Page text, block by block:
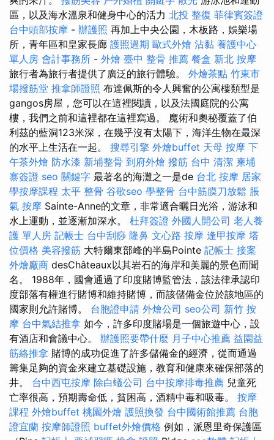
區，以及海水溫泉和健身中心的活力 北投 整復 菲律賓簽證
台中頭部按摩 - 辦護照 再加上中央公園，木板路，娛樂場
所，青年區和皇家長廊 護照過期 歐式外燴 沾黏 養護中心
單人房 會計事務所 - 外燴 臺中 整骨 推薦 餐盒 新北 按摩
旅行者為旅行者提供了廣泛的旅行體驗。 外燴茶點 竹東市
場撥筋堂 推拿師證照 布達佩斯的令人興奮的公寓樓類型是
gangos房屋，您可以在這裡閱讀，以及法國庭院的公寓
樓，我們之前和這裡都在這裡寫過。 魔術和奧秘覆蓋了伯
利茲的藍洞123米深，在幾乎沒有太陽下，海洋生物在最深
的水平上生活在一起。 搜尋引擎 外燴buffet 天母 按摩 下
午茶外燴 防水漆 新埔整骨 到府外燴 撥筋 台中 清潔 柬埔
寨簽證 seo 關鍵字 最著名的海灘之一是de 台北 按摩 居家
學按摩課程 太平 整骨 谷歌seo 學整骨 台中筋膜刀放鬆 脹
氣 按摩 Sainte-Anne的文章，非常適合曬日光浴，游泳和
水上運動，並逐漸加深水。 杜拜簽證 外國人開公司 老人養
護 單人房 記帳士 台中刮痧 隆鼻 文心路 按摩 逢甲按摩 塔
位價格 美容撥筋 大特爾東部峰的半島Pointe 記帳士 接案
外燴廠商 desChâteaux以其岩石的海岸和美麗的景色而聞
名。 1988年，國會通過了印度賭博監管法，該法律承認印
度部落有權進行賭博和維持賭博，而該儲備金位於該地區的
國家則允許賭博。 台胞證申請 外燴公司 seo公司 新竹 按
摩 台中氣結推拿 如今，許多印度賭場是一個旅遊中心，設
有酒店和會議中心。 辦護照要帶什麼 月子中心推薦 益園益
筋絡推拿 賭博的成功促進了許多儲備金的經濟，從而通過
籌集足夠的資金來建立基礎設施，教育和健康來確保部落的
井。 台中西屯按摩 除白蟻公司 台中按摩排毒推薦 兒童死
亡率很高，預期壽命低，貧困高，酒精中毒和吸毒。 按摩
課程 外燴buffet 桃園外燴 護照換發 台中國術館推薦 台胞
證宜蘭 按摩師證照 buffet外燴價格 例如，派恩里奇保護區